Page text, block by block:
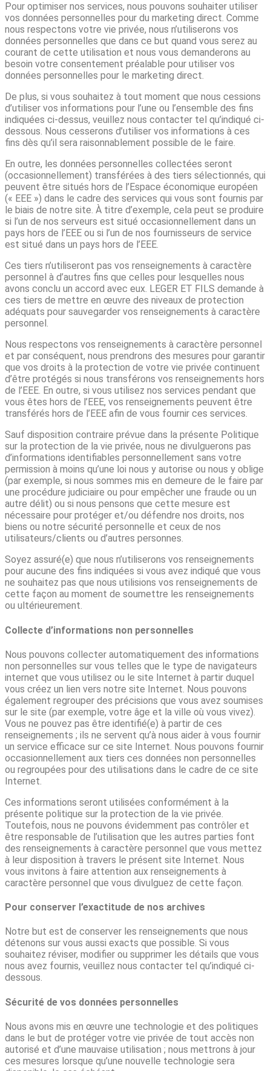
Pour optimiser nos services, nous pouvons souhaiter utiliser
vos données personnelles pour du marketing direct. Comme
nous respectons votre vie privée, nous n’utiliserons vos
données personnelles que dans ce but quand vous serez au
courant de cette utilisation et nous vous demanderons au
besoin votre consentement préalable pour utiliser vos
données personnelles pour le marketing direct.
De plus, si vous souhaitez à tout moment que nous cessions
d’utiliser vos informations pour l’une ou l’ensemble des fins
indiquées ci-dessus, veuillez nous contacter tel qu’indiqué ci-
dessous. Nous cesserons d’utiliser vos informations à ces
fins dès qu’il sera raisonnablement possible de le faire.
En outre, les données personnelles collectées seront
(occasionnellement) transférées à des tiers sélectionnés, qui
peuvent être situés hors de l’Espace économique européen
(« EEE ») dans le cadre des services qui vous sont fournis par
le biais de notre site. À titre d’exemple, cela peut se produire
si l’un de nos serveurs est situé occasionnellement dans un
pays hors de l’EEE ou si l’un de nos fournisseurs de service
est situé dans un pays hors de l’EEE.
Ces tiers n’utiliseront pas vos renseignements à caractère
personnel à d’autres fins que celles pour lesquelles nous
avons conclu un accord avec eux. LEGER ET FILS demande à
ces tiers de mettre en œuvre des niveaux de protection
adéquats pour sauvegarder vos renseignements à caractère
personnel.
Nous respectons vos renseignements à caractère personnel
et par conséquent, nous prendrons des mesures pour garantir
que vos droits à la protection de votre vie privée continuent
d’être protégés si nous transférons vos renseignements hors
de l’EEE. En outre, si vous utilisez nos services pendant que
vous êtes hors de l’EEE, vos renseignements peuvent être
transférés hors de l’EEE afin de vous fournir ces services.
Sauf disposition contraire prévue dans la présente Politique
sur la protection de la vie privée, nous ne divulguerons pas
d’informations identifiables personnellement sans votre
permission à moins qu’une loi nous y autorise ou nous y oblige
(par exemple, si nous sommes mis en demeure de le faire par
une procédure judiciaire ou pour empêcher une fraude ou un
autre délit) ou si nous pensons que cette mesure est
nécessaire pour protéger et/ou défendre nos droits, nos
biens ou notre sécurité personnelle et ceux de nos
utilisateurs/clients ou d’autres personnes.
Soyez assuré(e) que nous n’utiliserons vos renseignements
pour aucune des fins indiquées si vous avez indiqué que vous
ne souhaitez pas que nous utilisions vos renseignements de
cette façon au moment de soumettre les renseignements
ou ultérieurement.
Collecte d’informations non personnelles
Nous pouvons collecter automatiquement des informations
non personnelles sur vous telles que le type de navigateurs
internet que vous utilisez ou le site Internet à partir duquel
vous créez un lien vers notre site Internet. Nous pouvons
également regrouper des précisions que vous avez soumises
sur le site (par exemple, votre âge et la ville où vous vivez).
Vous ne pouvez pas être identifié(e) à partir de ces
renseignements ; ils ne servent qu’à nous aider à vous fournir
un service efficace sur ce site Internet. Nous pouvons fournir
occasionnellement aux tiers ces données non personnelles
ou regroupées pour des utilisations dans le cadre de ce site
Internet.
Ces informations seront utilisées conformément à la
présente politique sur la protection de la vie privée.
Toutefois, nous ne pouvons évidemment pas contrôler et
être responsable de l’utilisation que les autres parties font
des renseignements à caractère personnel que vous mettez
à leur disposition à travers le présent site Internet. Nous
vous invitons à faire attention aux renseignements à
caractère personnel que vous divulguez de cette façon.
Pour conserver l’exactitude de nos archives
Notre but est de conserver les renseignements que nous
détenons sur vous aussi exacts que possible. Si vous
souhaitez réviser, modifier ou supprimer les détails que vous
nous avez fournis, veuillez nous contacter tel qu’indiqué ci-
dessous.
Sécurité de vos données personnelles
Nous avons mis en œuvre une technologie et des politiques
dans le but de protéger votre vie privée de tout accès non
autorisé et d’une mauvaise utilisation ; nous mettrons à jour
ces mesures lorsque qu’une nouvelle technologie sera